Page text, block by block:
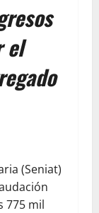
el
(Seniat)
775 mil